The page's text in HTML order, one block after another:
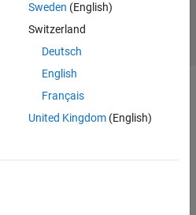
Sweden (English)
Switzerland
Deutsch
English
Français
United Kingdom(English)
Website auswählen
Deutschland